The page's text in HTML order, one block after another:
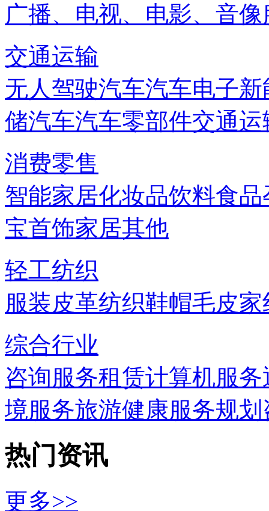
广播、电视、电影、音像
交通运输
无人驾驶汽车汽车电子新
储汽车汽车零部件交通
消费零售
智能家居化妆品饮料食品
宝首饰家居其他
轻工纺织
服装皮革纺织鞋帽毛皮家
综合行业
咨询服务租赁计算机服务
境服务旅游健康服务规划
热门资讯
更多>>